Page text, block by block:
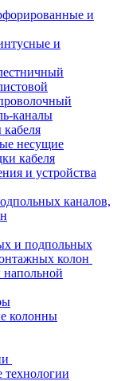
и
и
каналы
несущие
кабеля
и устройства
каналов,
и подпольных
колон
колонны